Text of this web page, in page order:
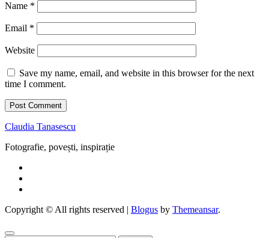
Name *
Email *
Website
Save my name, email, and website in this browser for the next
time I comment.
Claudia Tanasescu
Fotografie, povești, inspirație
Copyright © All rights reserved | Blogus by Themeansar.